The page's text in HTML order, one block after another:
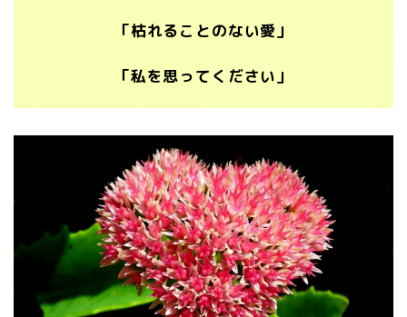
「枯れることのない愛」
「私を思ってください」